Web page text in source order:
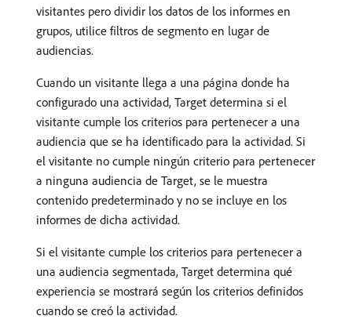
visitantes pero dividir los datos de los informes en
grupos, utilice filtros de segmento en lugar de
audiencias.
Cuando un visitante llega a una página donde ha
configurado una actividad, Target determina si el
visitante cumple los criterios para pertenecer a una
audiencia que se ha identificado para la actividad. Si
el visitante no cumple ningún criterio para pertenecer
a ninguna audiencia de Target, se le muestra
contenido predeterminado y no se incluye en los
informes de dicha actividad.
Si el visitante cumple los criterios para pertenecer a
una audiencia segmentada, Target determina qué
experiencia se mostrará según los criterios definidos
cuando se creó la actividad.